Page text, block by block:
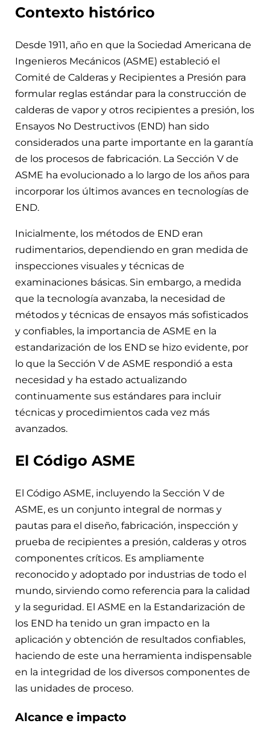
Contexto histórico
Desde 1911, año en que la Sociedad Americana de
Ingenieros Mecánicos (ASME) estableció el
Comité de Calderas y Recipientes a Presión para
formular reglas estándar para la construcción de
calderas de vapor y otros recipientes a presión, los
Ensayos No Destructivos (END) han sido
considerados una parte importante en la garantía
de los procesos de fabricación. La Sección V de
ASME ha evolucionado a lo largo de los años para
incorporar los últimos avances en tecnologías de
END.
Inicialmente, los métodos de END eran
rudimentarios, dependiendo en gran medida de
inspecciones visuales y técnicas de
examinaciones básicas. Sin embargo, a medida
que la tecnología avanzaba, la necesidad de
métodos y técnicas de ensayos más sofisticados
y confiables, la importancia de ASME en la
estandarización de los END se hizo evidente, por
lo que la Sección V de ASME respondió a esta
necesidad y ha estado actualizando
continuamente sus estándares para incluir
técnicas y procedimientos cada vez más
avanzados.
El Código ASME
El Código ASME, incluyendo la Sección V de
ASME, es un conjunto integral de normas y
pautas para el diseño, fabricación, inspección y
prueba de recipientes a presión, calderas y otros
componentes críticos. Es ampliamente
reconocido y adoptado por industrias de todo el
mundo, sirviendo como referencia para la calidad
y la seguridad. El ASME en la Estandarización de
los END ha tenido un gran impacto en la
aplicación y obtención de resultados confiables,
haciendo de este una herramienta indispensable
en la integridad de los diversos componentes de
las unidades de proceso.
Alcance e impacto